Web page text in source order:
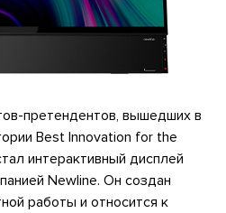
претендентов, вышедших в
Best Innovation for the
интерактивный дисплей
Newline. Он создан
работы и относится к